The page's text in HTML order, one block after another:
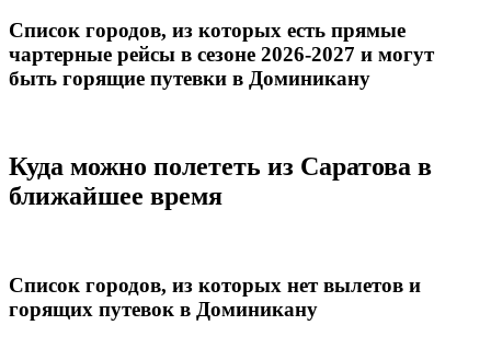
Список городов, из которых есть прямые
чартерные рейсы в сезоне 2026-2027 и могут
быть горящие путевки в Доминикану
Куда можно полететь из Саратова в
ближайшее время
Список городов, из которых нет вылетов и
горящих путевок в Доминикану